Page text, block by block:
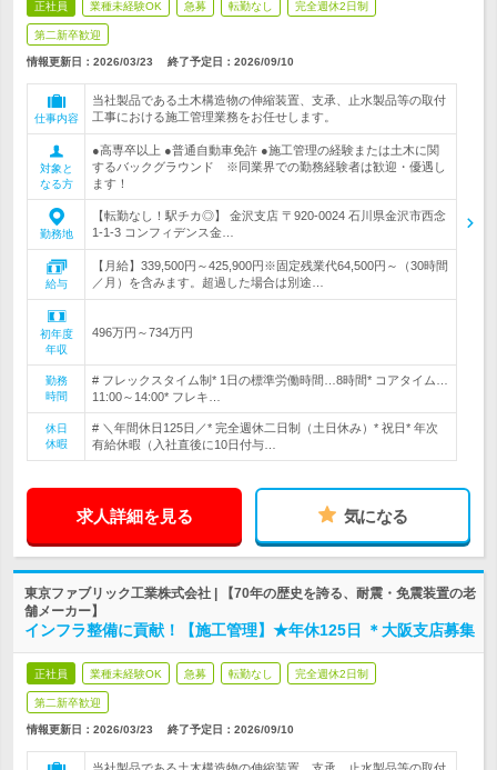
正社員 業種未経験OK 急募 転勤なし 完全週休2日制
第二新卒歓迎
情報更新日：2026/03/23 終了予定日： 2026/09/10
仕事内容
当社製品である土木構造物の伸縮装置、支承、止水製品等の取付
工事における施工管理業務をお任せします。
対象と
なる方
●高専卒以上 ●普通自動車免許 ●施工管理の経験または土木に関
するバックグラウンド ※同業界での勤務経験者は歓迎・優遇し
ます！
勤務地
【転勤なし！駅チカ◎】 金沢支店 〒920-0024 石川県金沢市西念
1-1-3 コンフィデンス金…
給与
【月給】339,500円～425,900円※固定残業代64,500円～（30時間
／月）を含みます。超過した場合は別途…
初年度
年収
496万円～734万円
勤務
時間
# フレックスタイム制* 1日の標準労働時間…8時間* コアタイム…
11:00～14:00* フレキ…
休日
休暇
# ＼年間休日125日／* 完全週休二日制（土日休み）* 祝日* 年次
有給休暇（入社直後に10日付与…
求人詳細を見る 気になる
東京ファブリック工業株式会社 | 【70年の歴史を誇る、耐震・免震装置の老
舗メーカー】
インフラ整備に貢献！【施工管理】★年休125日 ＊大阪支店募集
正社員 業種未経験OK 急募 転勤なし 完全週休2日制
第二新卒歓迎
情報更新日：2026/03/23 終了予定日： 2026/09/10